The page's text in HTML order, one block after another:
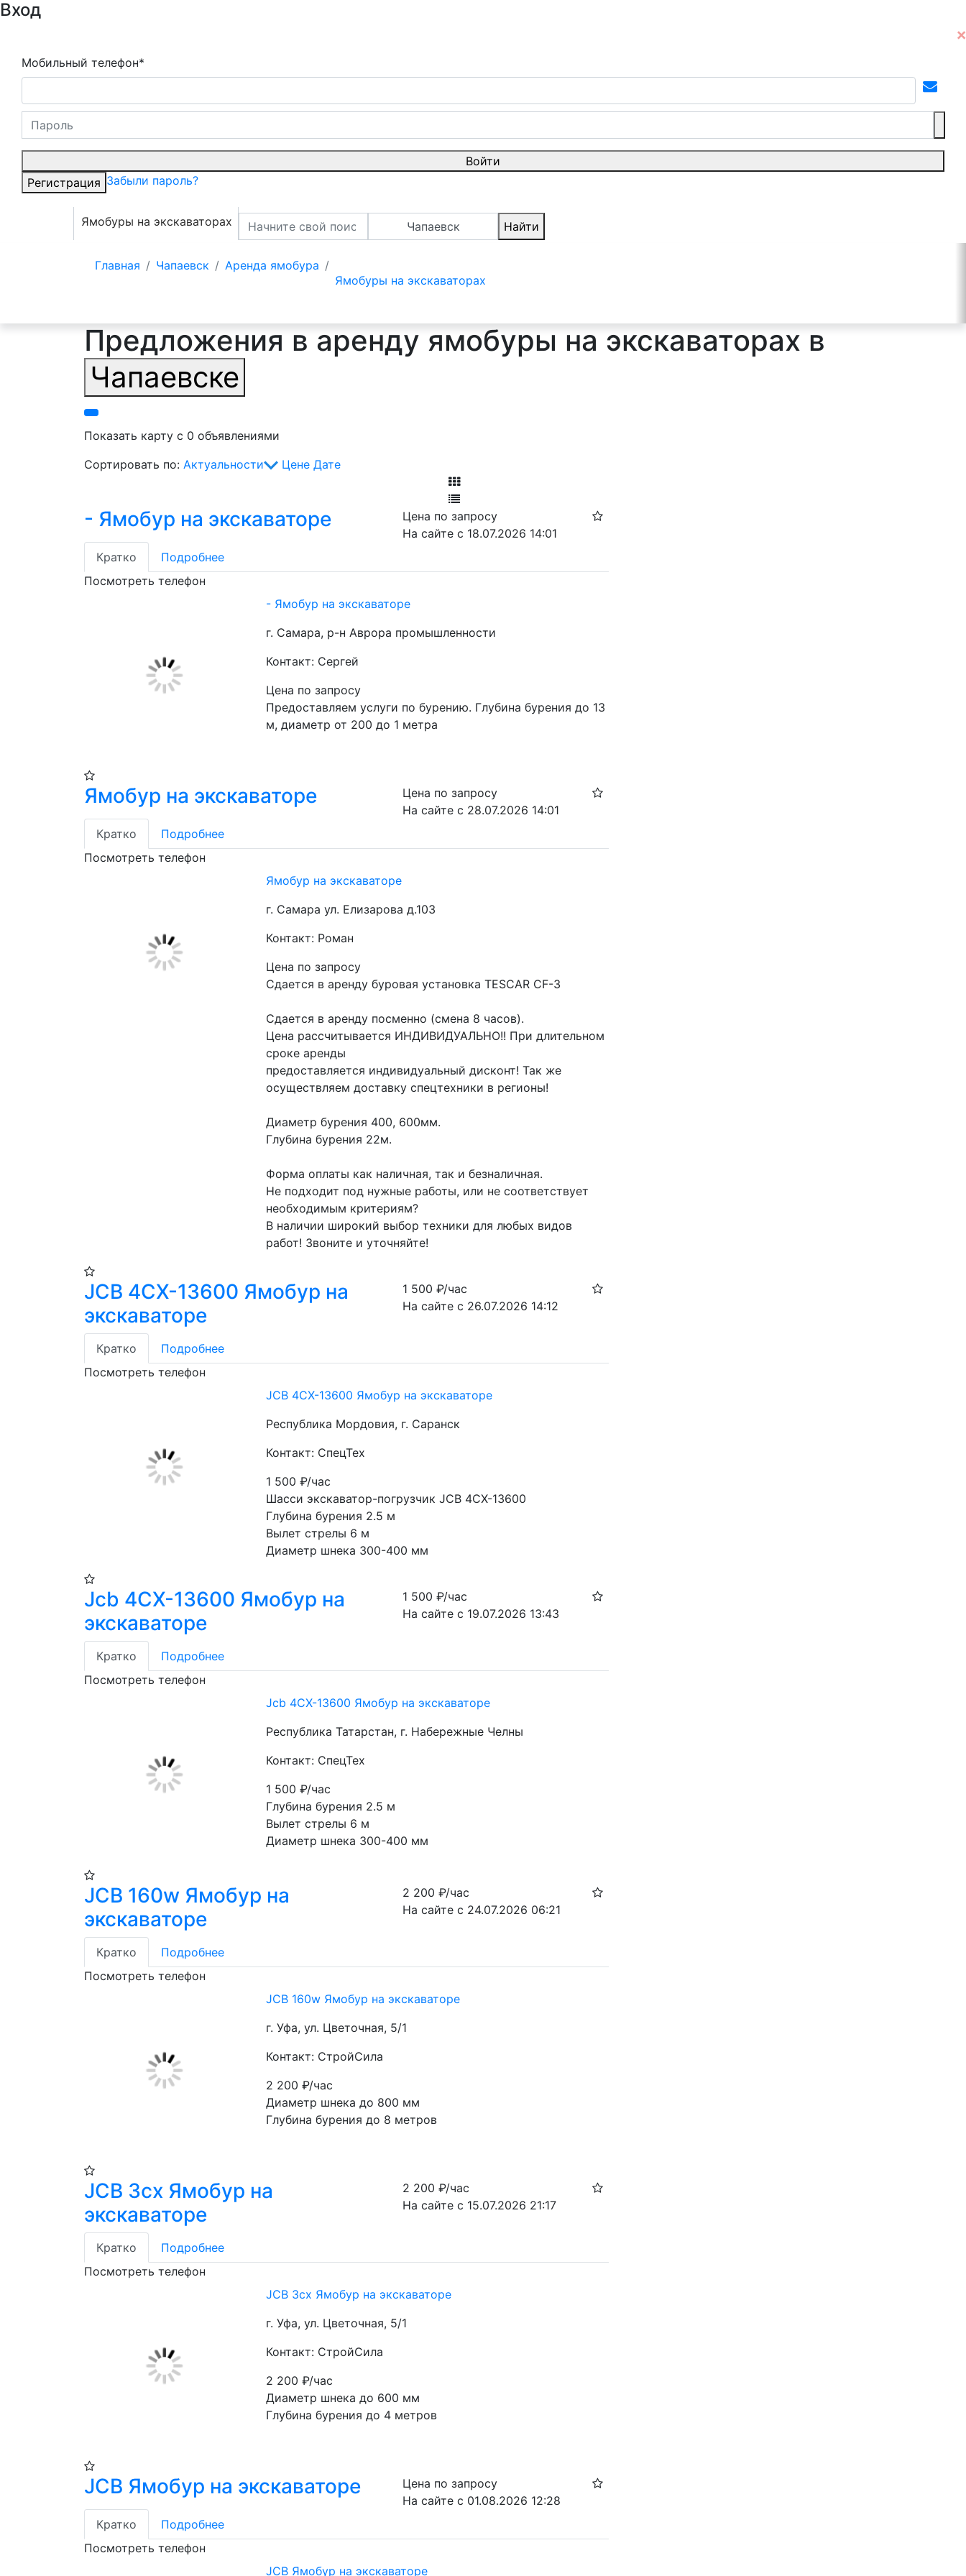
Вход
Мобильный телефон*
Войти
Регистрация Забыли пароль?
Ямобуры на экскаваторах Чапаевск Найти
Главная Чапаевск
Аренда ямобура
Ямобуры на экскаваторах
Предложения в аренду ямобуры на экскаваторах в
Чапаевске
Показать карту с 0 объявлениями
Сортировать по: Актуальности Цене Дате
- Ямобур на экскаваторе
Цена по запросу
На сайте с 18.07.2026 14:01
Кратко
Подробнее
Посмотреть телефон
- Ямобур на экскаваторе
г. Самара, р-н Аврора промышленности
Контакт: Сергей
Цена по запросу
Предоставляем услуги по бурению. Глубина бурения до 13
м, диаметр от 200 до 1 метра
Ямобур на экскаваторе
Цена по запросу
На сайте с 28.07.2026 14:01
Кратко
Подробнее
Посмотреть телефон
Ямобур на экскаваторе
г. Самара ул. Елизарова д.103
Контакт: Роман
Цена по запросу
Сдается в аренду буровая установка TESCAR CF-3
Сдается в аренду посменно (смена 8 часов).
Цена рассчитывается ИНДИВИДУАЛЬНО!! При длительном
сроке аренды
предоставляется индивидуальный дисконт! Так же
осуществляем доставку спецтехники в регионы!
Диаметр бурения 400, 600мм.
Глубина бурения 22м.
Форма оплаты как наличная, так и безналичная.
Не подходит под нужные работы, или не соответствует
необходимым критериям?
В наличии широкий выбор техники для любых видов
работ! Звоните и уточняйте!
JCB 4CX-13600 Ямобур на
экскаваторе
1 500₽/час
На сайте с 26.07.2026 14:12
Кратко
Подробнее
Посмотреть телефон
JCB 4CX-13600 Ямобур на экскаваторе
Республика Мордовия, г. Саранск
Контакт: СпецТех
1 500₽/час
Шасси экскаватор-погрузчик JCB 4CX-13600
Глубина бурения 2.5 м
Вылет стрелы 6 м
Диаметр шнека 300-400 мм
Jcb 4CX-13600 Ямобур на
экскаваторе
1 500₽/час
На сайте с 19.07.2026 13:43
Кратко
Подробнее
Посмотреть телефон
Jcb 4CX-13600 Ямобур на экскаваторе
Республика Татарстан, г. Набережные Челны
Контакт: СпецТех
1 500₽/час
Глубина бурения 2.5 м
Вылет стрелы 6 м
Диаметр шнека 300-400 мм
JCB 160w Ямобур на
экскаваторе
2 200₽/час
На сайте с 24.07.2026 06:21
Кратко
Подробнее
Посмотреть телефон
JCB 160w Ямобур на экскаваторе
г. Уфа, ул. Цветочная, 5/1
Контакт: СтройСила
2 200₽/час
Диаметр шнека до 800 мм
Глубина бурения до 8 метров
JCB 3cx Ямобур на
экскаваторе
2 200₽/час
На сайте с 15.07.2026 21:17
Кратко
Подробнее
Посмотреть телефон
JCB 3cx Ямобур на экскаваторе
г. Уфа, ул. Цветочная, 5/1
Контакт: СтройСила
2 200₽/час
Диаметр шнека до 600 мм
Глубина бурения до 4 метров
JCB Ямобур на экскаваторе
Цена по запросу
На сайте с 01.08.2026 12:28
Кратко
Подробнее
Посмотреть телефон
JCB Ямобур на экскаваторе